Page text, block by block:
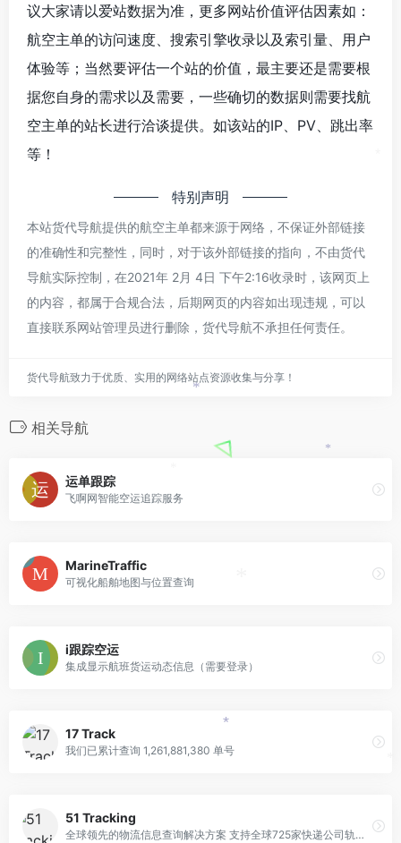
议大家请以爱站数据为准，更多网站价值评估因素如：
航空主单的访问速度、搜索引擎收录以及索引量、用户
体验等；当然要评估一个站的价值，最主要还是需要根
据您自身的需求以及需要，一些确切的数据则需要找航
空主单的站长进行洽谈提供。如该站的IP、PV、跳出率
等！
特别声明
本站货代导航提供的航空主单都来源于网络，不保证外部链接
的准确性和完整性，同时，对于该外部链接的指向，不由货代
导航实际控制，在2021年 2月 4日 下午2:16收录时，该网页上
的内容，都属于合规合法，后期网页的内容如出现违规，可以
直接联系网站管理员进行删除，货代导航不承担任何责任。
货代导航致力于优质、实用的网络站点资源收集与分享！
相关导航
运单跟踪
飞啊网智能空运追踪服务
MarineTraffic
可视化船舶地图与位置查询
i跟踪空运
集成显示航班货运动态信息（需要登录）
17 Track
我们已累计查询 1,261,881,380 单号
51 Tracking
全球领先的物流信息查询解决方案 支持全球725家快递公司轨迹追踪
*